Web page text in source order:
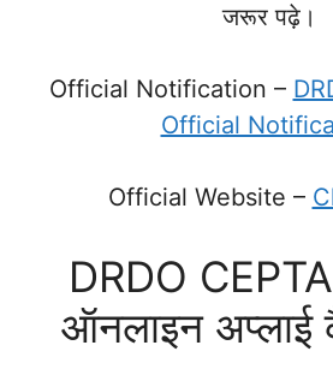
जरूर पढ़े।
Official Notification –
Official
Official Website –
DRDO
ऑनलाइन